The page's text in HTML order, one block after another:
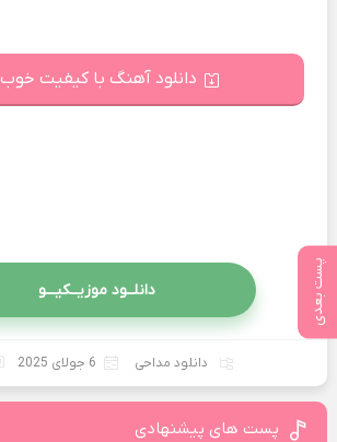
پست بعدی
دانلود آهنگ با کیفیت خوب 128
دانلــود موزیــکیـــو
دانلود مداحی 6 جولای 2025
پست های پیشنهادی